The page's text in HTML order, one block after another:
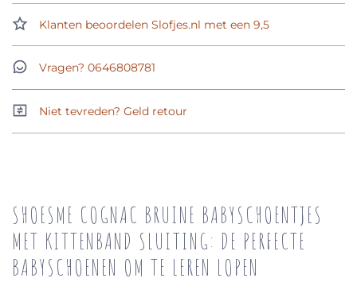
Klanten beoordelen Slofjes.nl met een 9,5
Vragen? 0646808781
Niet tevreden? Geld retour
SHOESME COGNAC BRUINE BABYSCHOENTJES
MET KITTENBAND SLUITING: DE PERFECTE
BABYSCHOENEN OM TE LEREN LOPEN